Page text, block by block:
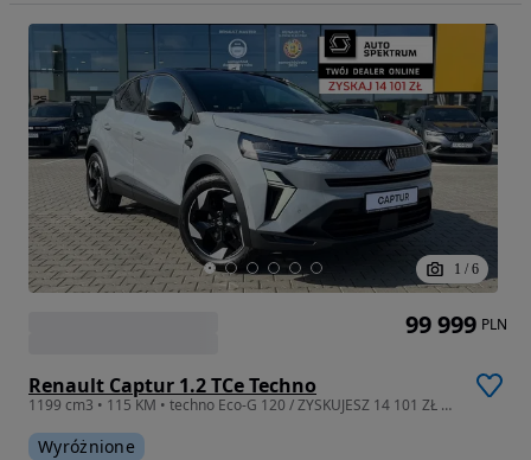
1 / 6
Renault Captur 1.2 TCe Techno
1199 cm3 • 115 KM • techno Eco-G 120 / ZYSKUJESZ 14 101 ZŁ Z FINANSOWANIEM!
Wyróżnione
99 999 PLN